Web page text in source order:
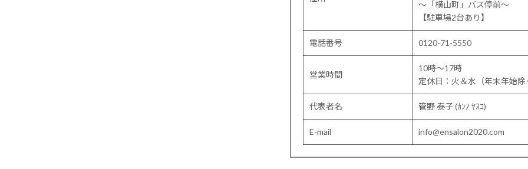
〜「横山町」バス停前〜
【駐車場2台あり】
電話番号 0120-71-5550
営業時間
10時～17時
定休日：火＆水（年末年始除
代表者名 管野 泰子 (ｶﾝﾉ ﾔｽｺ)
E-mail info@ensalon2020.com